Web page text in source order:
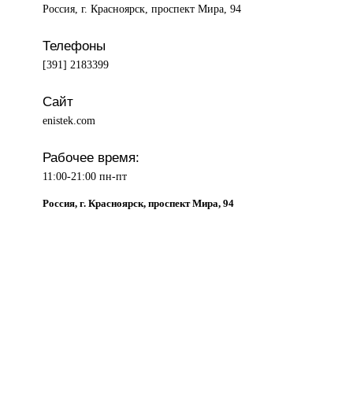
Россия, г. Красноярск, проспект Мира, 94
Телефоны
[391] 2183399
Сайт
enistek.com
Рабочее время:
11:00-21:00 пн-пт
Россия, г. Красноярск, проспект Мира, 94